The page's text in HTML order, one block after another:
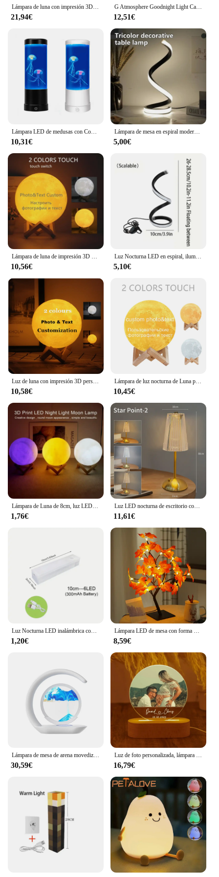
Lámpara de luna con impresión 3D personalizada, luz nocturna con foto y texto, recargable por USB, regalo para cumpleaños, día de la madre y San Valentín
21,94€
G Atmosphere Goodnight Light Cargador inalámbrico Altavoz Reloj 6 modos de iluminación para iPhone 15 14 13 Estación de carga rápida Samsung
12,51€
Lámpara LED de medusas con Control remoto, luz nocturna que cambia de Color, luces de decoración del hogar, acuario, regalo de cumpleaños para niños, carga USB
10,31€
Lámpara de mesa en espiral moderna, luz LED de noche regulable para escritorio, sala de estar, mesita de noche, estudio, oficina, decoración de dormitorio
5,00€
10,56€
Luz Nocturna LED en espiral, iluminación creativa con enchufe USB, regulable, 3 colores, ajustable, para sala de estar, oficina, escritorio, mesa, dormitorio, decoración de cabecera
5,10€
10,58€
Lámpara de luz nocturna de Luna personalizada con foto y texto, recargable por USB, impresión 3D, imagen personalizada, regalos para cumpleaños, vacaciones
10,45€
1,76€
Luz LED nocturna de escritorio con Sensor táctil, lámpara de mesa inalámbrica recargable regulable continua para restaurante, Bar, dormitorio, decoración
11,61€
1,20€ 8,59€
Lámpara de mesa de arena movediza, lámpara de escritorio de carga inalámbrica USB, adornos de reloj de arena 3D, pintura de arena, luz nocturna para decoración de habitación de oficina
30,59€
Luz de foto personalizada, lámpara de escritorio Con Base, regalo de graduación, placa de foto familiar, luz nocturna, foto, nombre
16,79€